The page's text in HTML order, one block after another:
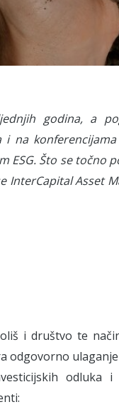
godina, a
na
ESG. Što se točno
InterCapital Asset
i društvo te
odgovorno
odluka i